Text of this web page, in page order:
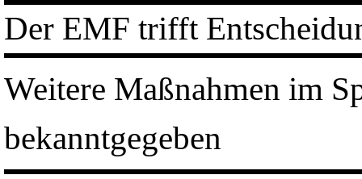
Der EMF trifft
Weitere Maßnahmen im
bekanntgegeben